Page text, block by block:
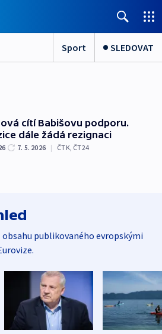
Sport SLEDOVAT
cítí Babišovu podporu.
dále žádá rezignaci
7. 5. 2026 | ČTK, ČT24
obsahu publikovaného evropskými